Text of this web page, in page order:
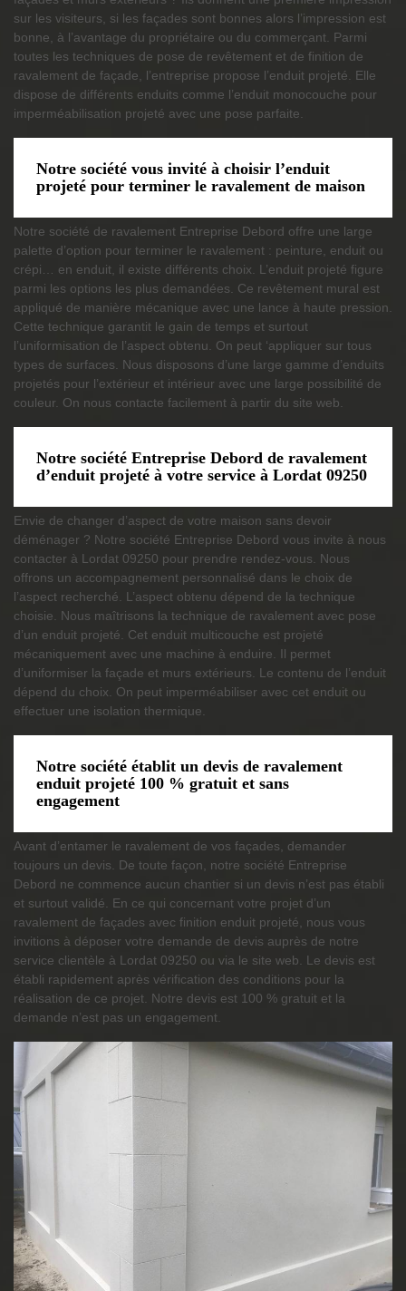
sur les visiteurs, si les façades sont bonnes alors l’impression est
bonne, à l’avantage du propriétaire ou du commerçant. Parmi
toutes les techniques de pose de revêtement et de finition de
ravalement de façade, l’entreprise propose l’enduit projeté. Elle
dispose de différents enduits comme l’enduit monocouche pour
imperméabilisation projeté avec une pose parfaite.
Notre société vous invité à choisir l’enduit
projeté pour terminer le ravalement de maison
Notre société de ravalement Entreprise Debord offre une large
palette d’option pour terminer le ravalement : peinture, enduit ou
crépi… en enduit, il existe différents choix. L’enduit projeté figure
parmi les options les plus demandées. Ce revêtement mural est
appliqué de manière mécanique avec une lance à haute pression.
Cette technique garantit le gain de temps et surtout
l’uniformisation de l’aspect obtenu. On peut ‘appliquer sur tous
types de surfaces. Nous disposons d’une large gamme d’enduits
projetés pour l’extérieur et intérieur avec une large possibilité de
couleur. On nous contacte facilement à partir du site web.
Notre société Entreprise Debord de ravalement
d’enduit projeté à votre service à Lordat 09250
Envie de changer d’aspect de votre maison sans devoir
déménager ? Notre société Entreprise Debord vous invite à nous
contacter à Lordat 09250 pour prendre rendez-vous. Nous
offrons un accompagnement personnalisé dans le choix de
l’aspect recherché. L’aspect obtenu dépend de la technique
choisie. Nous maîtrisons la technique de ravalement avec pose
d’un enduit projeté. Cet enduit multicouche est projeté
mécaniquement avec une machine à enduire. Il permet
d’uniformiser la façade et murs extérieurs. Le contenu de l’enduit
dépend du choix. On peut imperméabiliser avec cet enduit ou
effectuer une isolation thermique.
Notre société établit un devis de ravalement
enduit projeté 100 % gratuit et sans
engagement
Avant d’entamer le ravalement de vos façades, demander
toujours un devis. De toute façon, notre société Entreprise
Debord ne commence aucun chantier si un devis n’est pas établi
et surtout validé. En ce qui concernant votre projet d’un
ravalement de façades avec finition enduit projeté, nous vous
invitions à déposer votre demande de devis auprès de notre
service clientèle à Lordat 09250 ou via le site web. Le devis est
établi rapidement après vérification des conditions pour la
réalisation de ce projet. Notre devis est 100 % gratuit et la
demande n’est pas un engagement.